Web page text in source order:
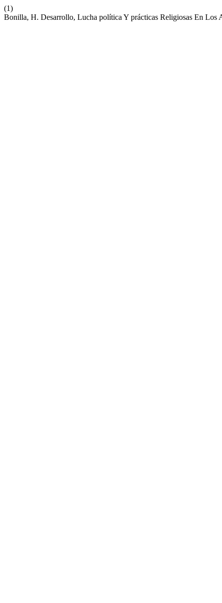
(1)
Bonilla, H. Desarrollo, Lucha política Y prácticas Religiosas En Los